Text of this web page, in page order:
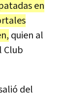
en
quien al
Club
del